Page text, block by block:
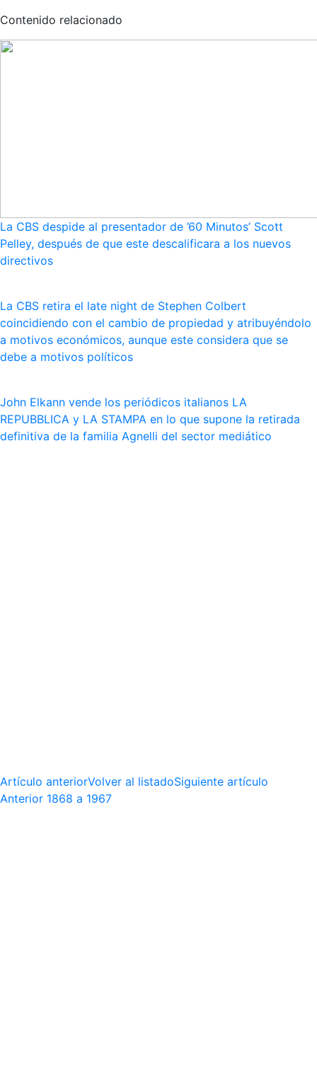
Contenido relacionado
La CBS despide al presentador de ’60 Minutos’ Scott
Pelley, después de que este descalificara a los nuevos
directivos
La CBS retira el late night de Stephen Colbert
coincidiendo con el cambio de propiedad y atribuyéndolo
a motivos económicos, aunque este considera que se
debe a motivos políticos
John Elkann vende los periódicos italianos LA
REPUBBLICA y LA STAMPA en lo que supone la retirada
definitiva de la familia Agnelli del sector mediático
Artículo anteriorVolver al listadoSiguiente artículo
Anterior 1868 a 1967